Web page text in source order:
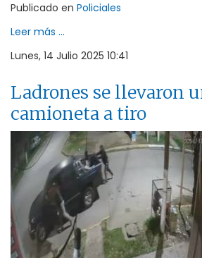
Publicado en Policiales
Leer más ...
Lunes, 14 Julio 2025 10:41
Ladrones se llevaron
camioneta a tiro